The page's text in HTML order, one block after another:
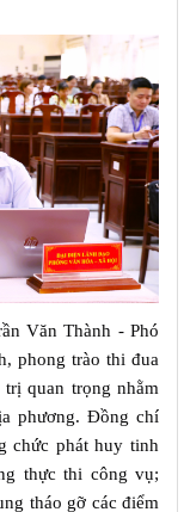
Văn Thành - Phó
phong trào thi đua
quan trọng nhằm
phương. Đồng chí
chức phát huy tinh
thực thi công vụ;
tháo gỡ các điểm